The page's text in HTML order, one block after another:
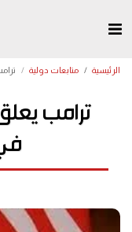
الرئيسية متابعات دولية
ترامب